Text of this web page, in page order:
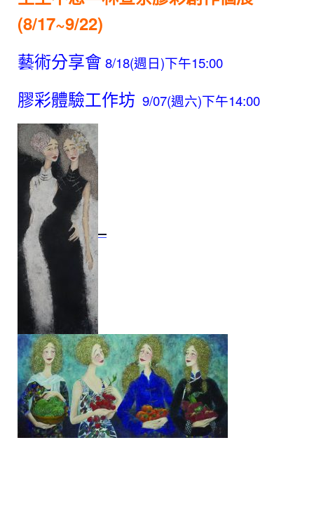
e
b
o
o
k
er
a
m
Li
n
k
(8/17~9/22)
藝術分享會 8/18(週日)下午15:00
膠彩體驗工作坊 9/07(週六)下午14:00